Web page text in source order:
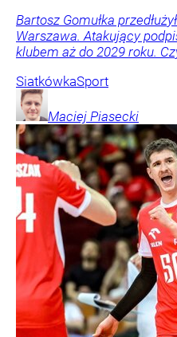
Bartosz Gomułka
Warszawa. Atakujący
klubem aż do 2029 roku.
SiatkówkaSport
Maciej Piasecki